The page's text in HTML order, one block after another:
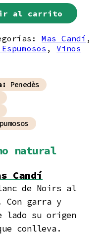
al carrito
Mas Candí ,
, Vinos
Penedès
natural
Candí
de Noirs al
Con garra y
lado su origen
conlleva.